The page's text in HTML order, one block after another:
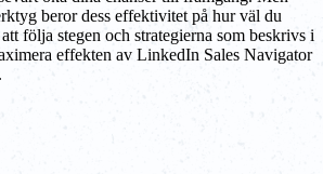
beror dess effektivitet på hur väl du
följa stegen och strategierna som beskrivs i
effekten av LinkedIn Sales Navigator